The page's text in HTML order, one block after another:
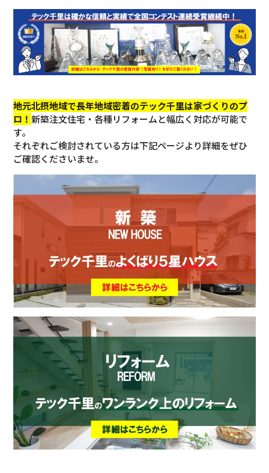
地元北摂地域で長年地域密着のテック千里は家づくりのプ
ロ！新築注文住宅・各種リフォームと幅広く対応が可能で
す。
それぞれご検討されている方は下記ページより詳細をぜひ
ご確認くださいませ。